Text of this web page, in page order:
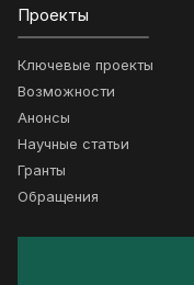
Проекты
Ключевые проекты
Возможности
Анонсы
Научные статьи
Гранты
Обращения